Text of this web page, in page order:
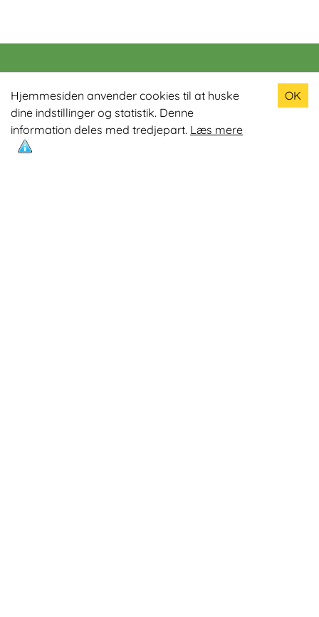
Hjemmesiden anvender cookies til at huske
dine indstillinger og statistik. Denne
information deles med tredjepart. Læs mere
OK
Populære produkter
Odin R900 Romaskine
Odin S900 Spinningcykel